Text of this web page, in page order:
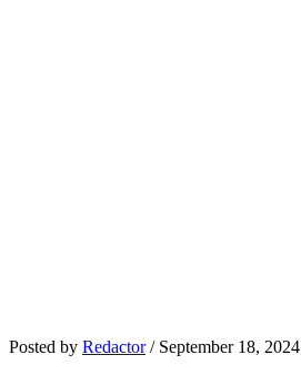
Posted by Redactor / September 18, 2024